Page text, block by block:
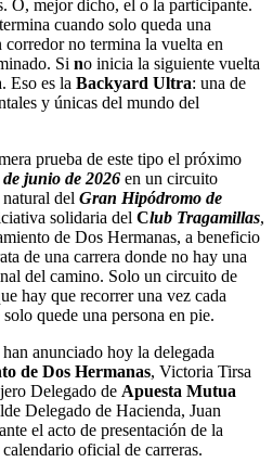
O, mejor dicho, el o la participante.
cuando solo queda una
no termina la vuelta en
Si no inicia la siguiente vuelta
Eso es la Backyard Ultra: una de
y únicas del mundo del
prueba de este tipo el próximo
de junio de 2026 en un circuito
del Gran Hipódromo de
solidaria del Club Tragamillas,
de Dos Hermanas, a beneficio
de una carrera donde no hay una
del camino. Solo un circuito de
hay que recorrer una vez cada
quede una persona en pie.
anunciado hoy la delegada
de Dos Hermanas, Victoria Tirsa
Delegado de Apuesta Mutua
Delegado de Hacienda, Juan
el acto de presentación de la
oficial de carreras.